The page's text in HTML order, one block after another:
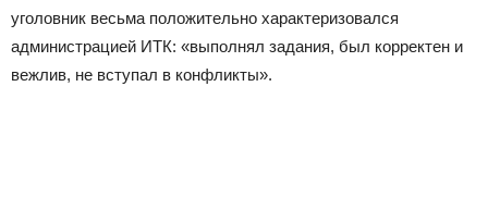
уголовник весьма положительно характеризовался
администрацией ИТК: «выполнял задания, был корректен и
вежлив, не вступал в конфликты».